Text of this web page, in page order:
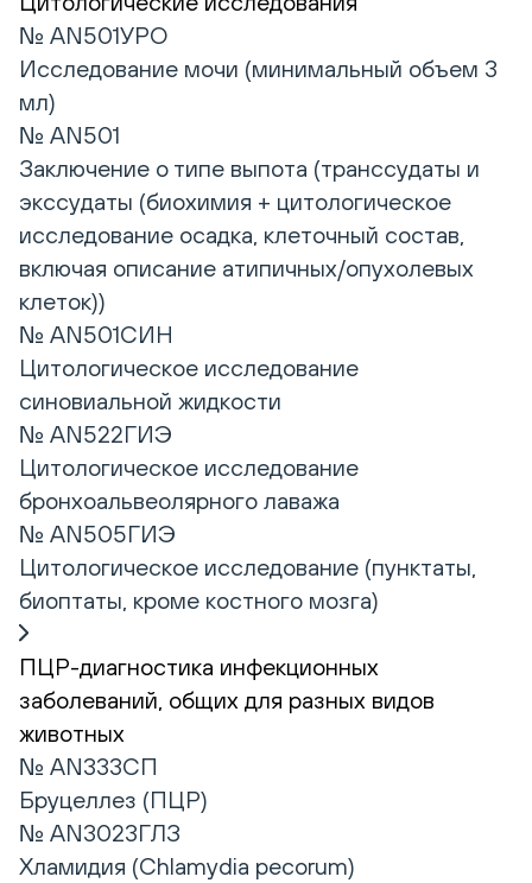
№ AN501УРО
Исследование мочи (минимальный объем 3
мл)
№ AN501
Заключение о типе выпота (транссудаты и
экссудаты (биохимия + цитологическое
исследование осадка, клеточный состав,
включая описание атипичных/опухолевых
клеток))
№ AN501СИН
Цитологическое исследование
синовиальной жидкости
№ AN522ГИЭ
Цитологическое исследование
бронхоальвеолярного лаважа
№ AN505ГИЭ
Цитологическое исследование (пунктаты,
биоптаты, кроме костного мозга)
ПЦР-диагностика инфекционных
заболеваний, общих для разных видов
животных
№ AN333СП
Бруцеллез (ПЦР)
№ AN3023ГЛЗ
Хламидия (Chlamydia pecorum)